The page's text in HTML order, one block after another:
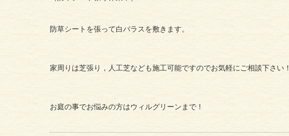
防草シートを張って白バラスを敷きます。
家周りは芝張り，人工芝なども施工可能ですのでお気軽にご相談下さい！
お庭の事でお悩みの方はウィルグリーンまで！